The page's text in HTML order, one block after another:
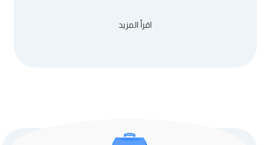
اقرأ المزيد